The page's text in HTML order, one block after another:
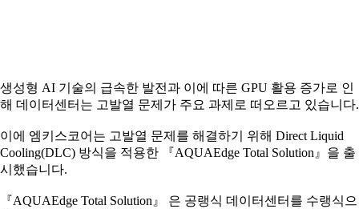
생성형 AI 기술의 급속한 발전과 이에 따른 GPU 활용 증가로 인
해 데이터센터는 고발열 문제가 주요 과제로 떠오르고 있습니다.
이에 엠키스코어는 고발열 문제를 해결하기 위해 Direct Liquid
Cooling(DLC) 방식을 적용한 『AQUAEdge Total Solution』을 출
시했습니다.
『AQUAEdge Total Solution』 은 공랭식 데이터센터를 수랭식으